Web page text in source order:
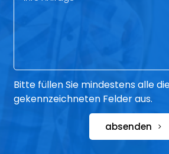
Bitte füllen Sie mindestens alle
gekennzeichneten Felder aus.
absenden